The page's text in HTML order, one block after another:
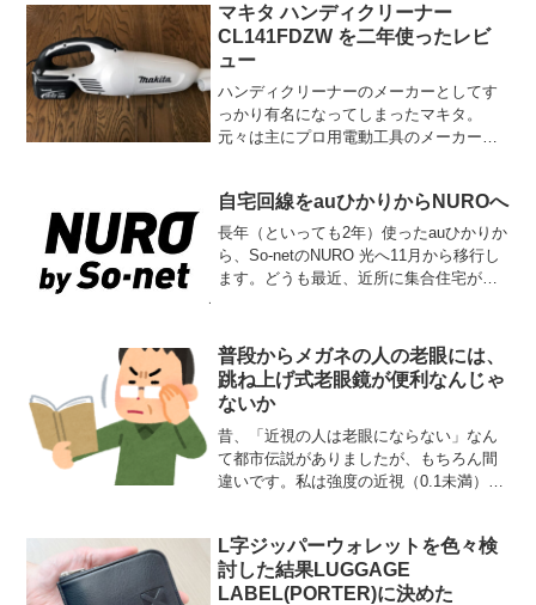
態、緑の状態、茶色の状態。何色であれ
とっても気分が悪い。一応...
マキタ ハンディクリーナー
CL141FDZW を二年使ったレビ
ュー
ハンディクリーナーのメーカーとしてす
っかり有名になってしまったマキタ。
元々は主にプロ用電動工具のメーカーで
ーナーはバッテリーの種類や集塵方式等
の違いで何種類か存在します...
自宅回線をauひかりからNUROへ
長年（といっても2年）使ったauひかりか
ら、So-netのNURO 光へ11月から移行し
ます。どうも最近、近所に集合住宅がで
か、反応が悪い。レイテンシっていうや
つ？開通...
普段からメガネの人の老眼には、
跳ね上げ式老眼鏡が便利なんじゃ
ないか
昔、「近視の人は老眼にならない」なん
て都市伝説がありましたが、もちろん間
違いです。私は強度の近視（0.1未満）で
ったので、近視だからといってなりにく
いということもなさそ...
L字ジッパーウォレットを色々検
討した結果LUGGAGE
LABEL(PORTER)に決めた